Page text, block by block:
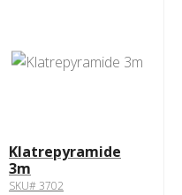
Klatrepyramide
3m
SKU# 3702